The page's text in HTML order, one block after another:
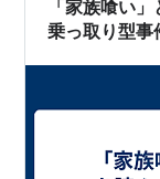
「家族喰い
乗っ取り型事